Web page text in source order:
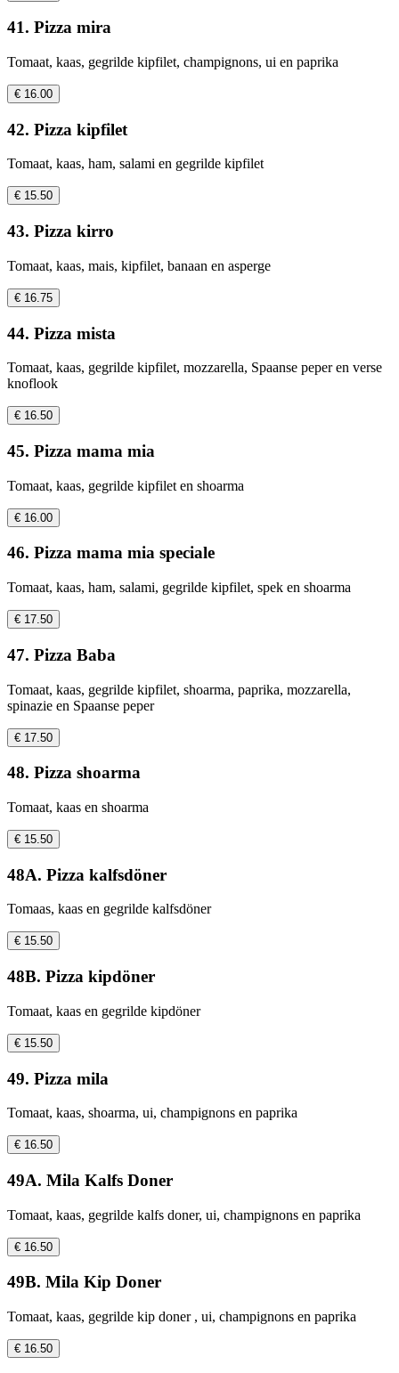
41. Pizza mira
Tomaat, kaas, gegrilde kipfilet, champignons, ui en paprika
€ 16.00
42. Pizza kipfilet
Tomaat, kaas, ham, salami en gegrilde kipfilet
€ 15.50
43. Pizza kirro
Tomaat, kaas, mais, kipfilet, banaan en asperge
€ 16.75
44. Pizza mista
Tomaat, kaas, gegrilde kipfilet, mozzarella, Spaanse peper en verse
knoflook
€ 16.50
45. Pizza mama mia
Tomaat, kaas, gegrilde kipfilet en shoarma
€ 16.00
46. Pizza mama mia speciale
Tomaat, kaas, ham, salami, gegrilde kipfilet, spek en shoarma
€ 17.50
47. Pizza Baba
Tomaat, kaas, gegrilde kipfilet, shoarma, paprika, mozzarella,
spinazie en Spaanse peper
€ 17.50
48. Pizza shoarma
Tomaat, kaas en shoarma
€ 15.50
48A. Pizza kalfsdöner
Tomaas, kaas en gegrilde kalfsdöner
€ 15.50
48B. Pizza kipdöner
Tomaat, kaas en gegrilde kipdöner
€ 15.50
49. Pizza mila
Tomaat, kaas, shoarma, ui, champignons en paprika
€ 16.50
49A. Mila Kalfs Doner
Tomaat, kaas, gegrilde kalfs doner, ui, champignons en paprika
€ 16.50
49B. Mila Kip Doner
Tomaat, kaas, gegrilde kip doner , ui, champignons en paprika
€ 16.50